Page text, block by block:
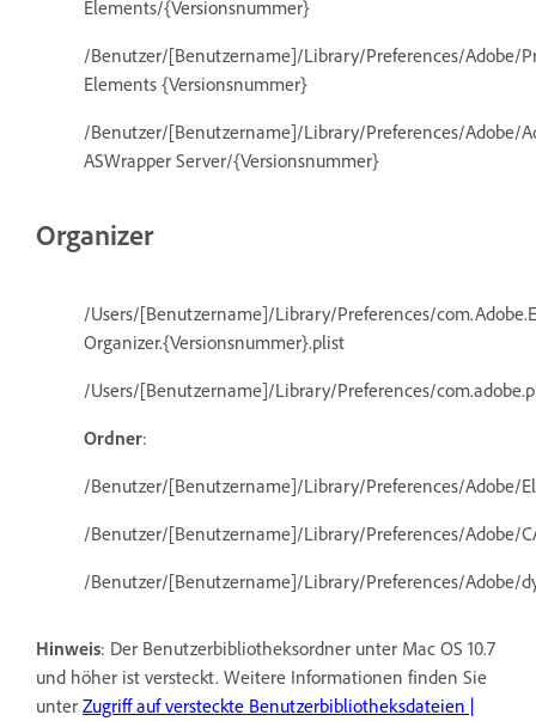
Elements/{Versionsnummer}
/Benutzer/[Benutzername]/Library/Preferences/Adobe/
Elements {Versionsnummer}
/Benutzer/[Benutzername]/Library/Preferences/Adobe/
ASWrapper Server/{Versionsnummer}
Organizer
/Users/[Benutzername]/Library/Preferences/
Organizer.{Versionsnummer}.plist
/Users/[Benutzername]/Library/Preferences/
Ordner:
/Benutzer/[Benutzername]/Library/Preferences/Adobe/
/Benutzer/[Benutzername]/Library/Preferences/Adobe/
/Benutzer/[Benutzername]/Library/Preferences/Adobe/
Hinweis: Der Benutzerbibliotheksordner unter Mac OS 10.7
und höher ist versteckt. Weitere Informationen finden Sie
unter Zugriff auf versteckte Benutzerbibliotheksdateien |